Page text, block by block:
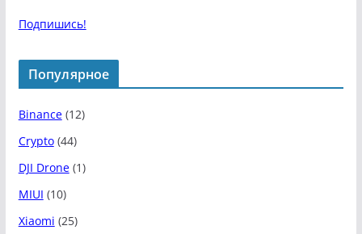
Подпишись!
Популярное
Binance(12)
Crypto(44)
DJI Drone(1)
MIUI (10)
Xiaomi (25)